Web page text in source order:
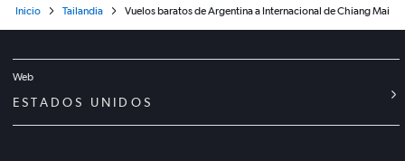
Inicio Tailandia Vuelos baratos de Argentina a Internacional de Chiang Mai
Web
ESTADOS UNIDOS